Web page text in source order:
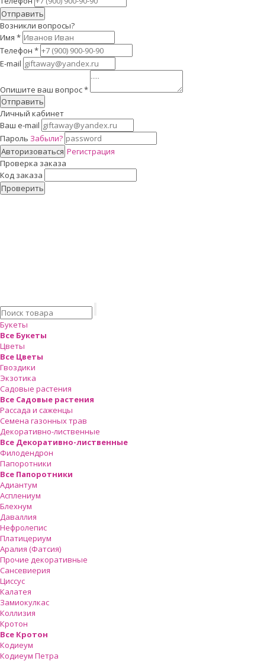
Отправить
Возникли вопросы?
Имя *
Телефон *
E-mail
Опишите ваш вопрос*
Отправить
Личный кабинет
Ваш e-mail
Пароль Забыли?
Авторизоваться Регистрация
Проверка заказа
Код заказа
Проверить
Букеты
Все Букеты
Цветы
Все Цветы
Гвоздики
Экзотика
Садовые растения
Все Садовые растения
Рассада и саженцы
Семена газонных трав
Декоративно-лиственные
Все Декоративно-лиственные
Филодендрон
Папоротники
Все Папоротники
Адиантум
Асплениум
Блехнум
Даваллия
Нефролепис
Платицериум
Аралия (Фатсия)
Прочие декоративные
Сансевиерия
Циссус
Калатея
Замиокулкас
Коллизия
Кротон
Все Кротон
Кодиеум
Кодиеум Петра